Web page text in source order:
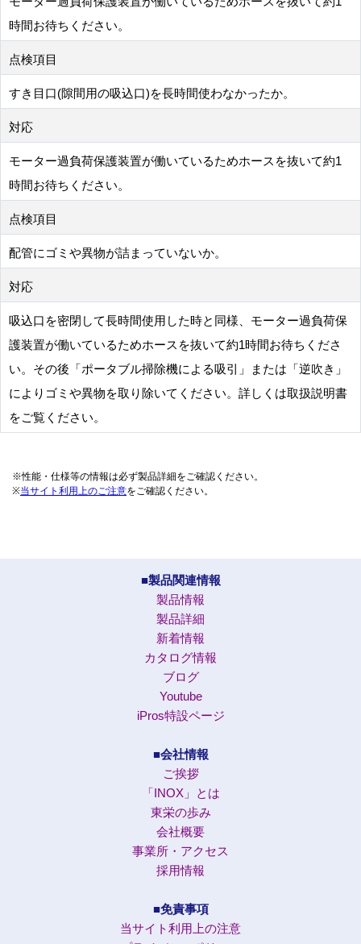
時間お待ちください。
点検項目
すき目口(隙間用の吸込口)を長時間使わなかったか。
対応
モーター過負荷保護装置が働いているためホースを抜いて約1
時間お待ちください。
点検項目
配管にゴミや異物が詰まっていないか。
対応
吸込口を密閉して長時間使用した時と同様、モーター過負荷保
護装置が働いているためホースを抜いて約1時間お待ちくださ
い。その後「ポータブル掃除機による吸引」または「逆吹き」
によりゴミや異物を取り除いてください。詳しくは取扱説明書
をご覧ください。
※性能・仕様等の情報は必ず製品詳細をご確認ください。
※当サイト利用上のご注意をご確認ください。
■製品関連情報
製品情報
製品詳細
新着情報
カタログ情報
ブログ
Youtube
iPros特設ページ
■会社情報
ご挨拶
「INOX」とは
東栄の歩み
会社概要
事業所・アクセス
採用情報
■免責事項
当サイト利用上の注意